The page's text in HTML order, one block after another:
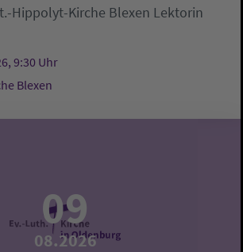
Hippolyt-Kirche Blexen Lektorin
9:30 Uhr
Blexen
09
08.2026